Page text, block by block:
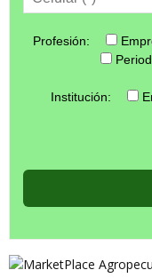
Profesión:
Institución: